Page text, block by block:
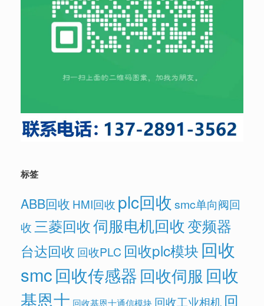
标签
ABB回收 HMI回收 plc回收 smc单向阀回
收三菱回收伺服电机回收变频器
台达回收 回收PLC 回收plc模块 回收
smc回收传感器回收伺服 回收
基恩士 回收基恩士通信模块 回收工业相机 回